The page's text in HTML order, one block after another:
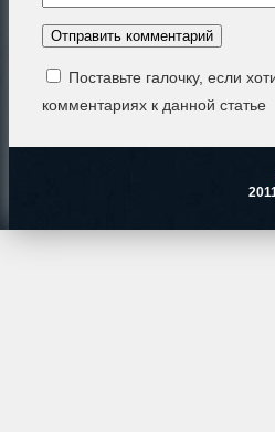
Поставьте галочку, если
комментариях к данной статье